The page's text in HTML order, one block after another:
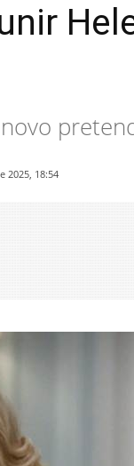
2025, 18:54